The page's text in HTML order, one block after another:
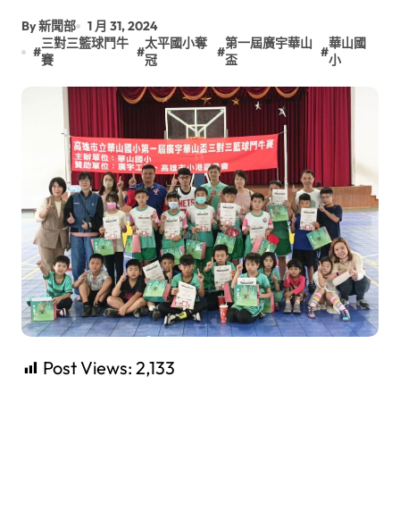
By 新聞部
1 月 31, 2024
#
三對三籃球鬥牛
賽
#
太平國小奪
冠
#
第一屆廣宇華山
盃
#
華山國
小
Post Views: 2,133